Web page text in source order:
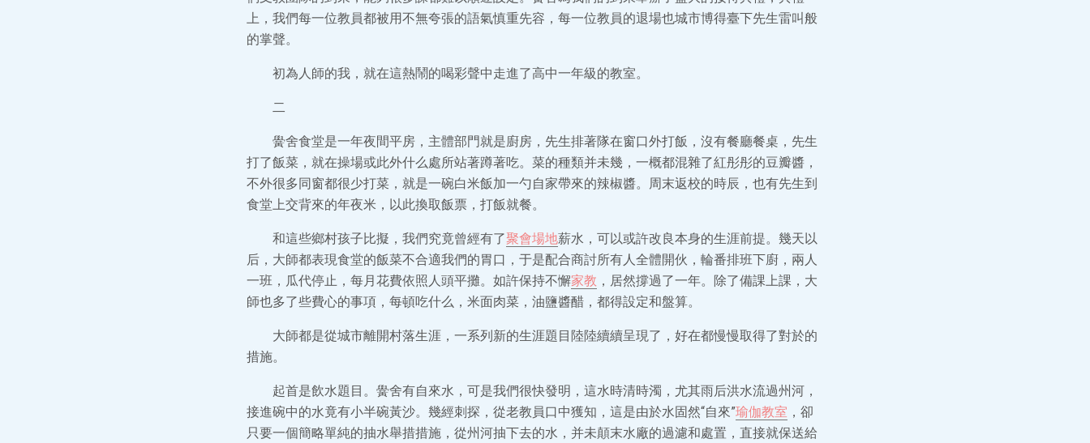
上，我們每一位教員都被用不無夸張的語氣慎重先容，每一位教員的退場也城市博得臺下先生雷叫般
的掌聲。
初為人師的我，就在這熱鬧的喝彩聲中走進了高中一年級的教室。
二
黌舍食堂是一年夜間平房，主體部門就是廚房，先生排著隊在窗口外打飯，沒有餐廳餐桌，先生
打了飯菜，就在操場或此外什么處所站著蹲著吃。菜的種類并未幾，一概都混雜了紅彤彤的豆瓣醬，
不外很多同窗都很少打菜，就是一碗白米飯加一勺自家帶來的辣椒醬。周末返校的時辰，也有先生到
食堂上交背來的年夜米，以此換取飯票，打飯就餐。
和這些鄉村孩子比擬，我們究竟曾經有了聚會場地薪水，可以或許改良本身的生涯前提。幾天以
后，大師都表現食堂的飯菜不合適我們的胃口，于是配合商討所有人全體開伙，輪番排班下廚，兩人
一班，瓜代停止，每月花費依照人頭平攤。如許保持不懈家教 ，居然撐過了一年。除了備課上課，大
師也多了些費心的事項，每頓吃什么，米面肉菜，油鹽醬醋，都得設定和盤算。
大師都是從城市離開村落生涯，一系列新的生涯題目陸陸續續呈現了，好在都慢慢取得了對於的
措施。
起首是飲水題目。黌舍有自來水，可是我們很快發明，這水時清時濁，尤其雨后洪水流過州河，
接進碗中的水竟有小半碗黃沙。幾經刺探，從老教員口中獲知，這是由於水固然“自來”瑜伽教室 ，卻
只要一個簡略單純的抽水舉措措施，從州河抽下去的水，并未顛末水廠的過濾和處置，直接就保送給